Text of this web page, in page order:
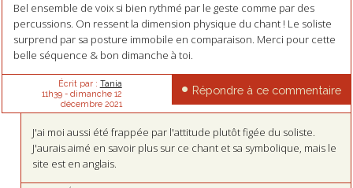
Bel ensemble de voix si bien rythmé par le geste comme par des
percussions. On ressent la dimension physique du chant ! Le soliste
surprend par sa posture immobile en comparaison. Merci pour cette
belle séquence & bon dimanche à toi.
Écrit par : Tania
11h39- dimanche 12
décembre 2021
Répondre à ce commentaire
J'ai moi aussi été frappée par l'attitude plutôt figée du soliste.
J'aurais aimé en savoir plus sur ce chant et sa symbolique, mais le
site est en anglais.